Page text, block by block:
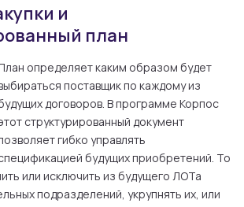
и
план
определяет каким образом будет
поставщик по каждому из
договоров. В программе Корпос
структурированный документ
гибко управлять
будущих приобретений. То
или исключить из будущего ЛОТа
подразделений, укрупнять их, или